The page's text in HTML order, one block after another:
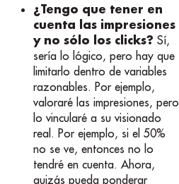
¿Tengo que tener en
cuenta las impresiones
y no sólo los clicks? Sí,
sería lo lógico, pero hay que
limitarlo dentro de variables
razonables. Por ejemplo,
valoraré las impresiones, pero
lo vincularé a su visionado
real. Por ejemplo, si el 50%
no se ve, entonces no lo
tendré en cuenta. Ahora,
quizás pueda ponderar